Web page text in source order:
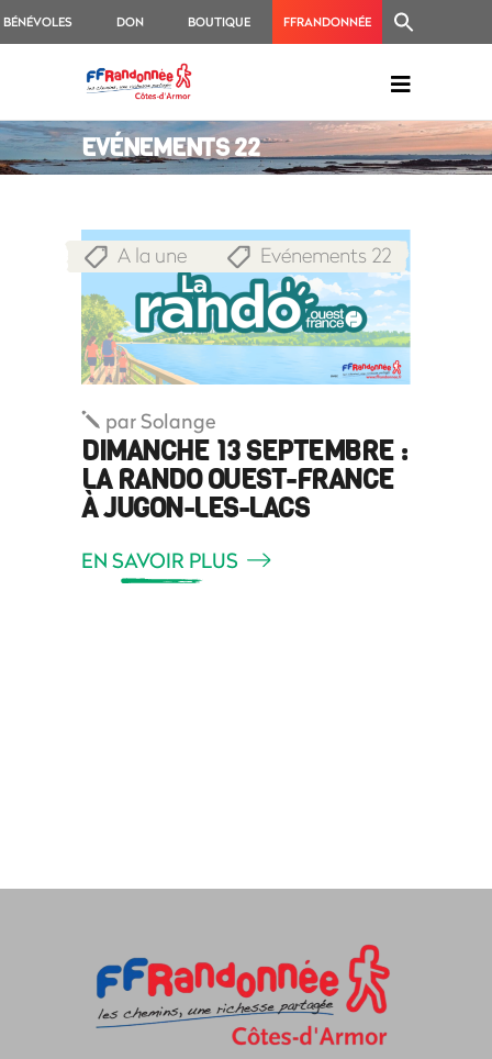
BÉNÉVOLES DON BOUTIQUE FFRANDONNÉE
EVÉNEMENTS 22
A la une Evénements 22
parSolange
DIMANCHE 13 SEPTEMBRE :
LA RANDO OUEST-FRANCE
À JUGON-LES-LACS
EN SAVOIR PLUS